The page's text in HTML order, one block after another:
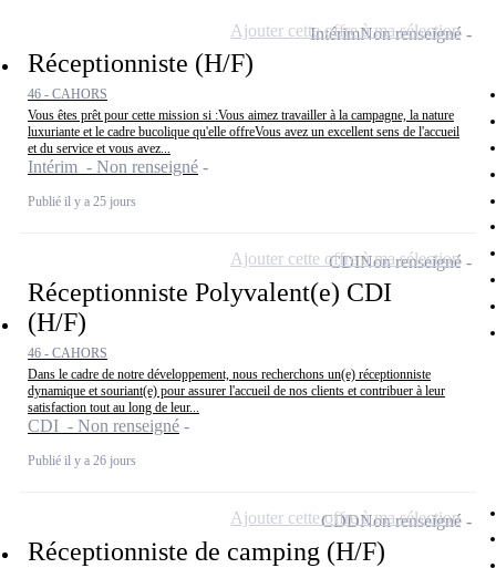
Réceptionniste (H/F)
46 - CAHORS
Vous êtes prêt pour cette mission si :Vous aimez travailler à la campagne, la nature
luxuriante et le cadre bucolique qu'elle offreVous avez un excellent sens de l'accueil
et du service et vous avez...
Intérim - Non renseigné
Publié il y a 25 jours
IntérimNon renseigné
Ajouter cette offre à ma sélection
Réceptionniste Polyvalent(e) CDI
(H/F)
46 - CAHORS
Dans le cadre de notre développement, nous recherchons un(e) réceptionniste
dynamique et souriant(e) pour assurer l'accueil de nos clients et contribuer à leur
satisfaction tout au long de leur...
CDI - Non renseigné
Publié il y a 26 jours
CDINon renseigné
Ajouter cette offre à ma sélection
Réceptionniste de camping (H/F)
CDDNon renseigné
Ajouter cette offre à ma sélection